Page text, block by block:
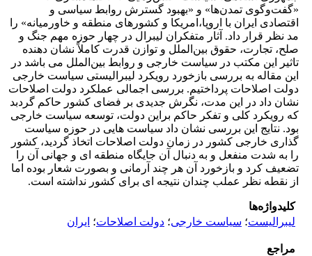
«گفت‌وگوی تمدن‌ها» و «بهبود گسترش روابط سیاسی و
اقتصادی ایران با اروپا،امریکا و کشورهای منطقه و خاورمیانه» را
مد نظر قرار داد. آثار متفکران لیبرال در چهار حوزه مهم جنگ و
صلح، تجارت، حقوق بین‌الملل و توازن قدرت کاملاً نشان دهنده
تاثیر این مکتب در سیاست خارجی و روابط بین‌الملل می باشد در
این مقاله به بررسی بازخورد رویکرد لیبرالیستی سیاست خارجی
دولت اصلاحات پرداختیم. بررسی اجمالی عملکرد دولت اصلاحات
نشان داد در این مدت، نگرش جدیدی بر فضای کشور حاکم گردبد
که رویکرد کلی و تفکر حاکم براین دولت، توسعه سیاست خارجی
بود. نتایج این بررسی نشان داد سیاست هایی در حوزه سیاست
گذاری خارجی کشور در زمان دولت اصلاحات اتخاذ گردید، کشور
را به شدت منفعل و به دنبال آن جایگاه منطقه ای و جهانی آن را
تضعیف کرد و بازخورد آن هر چند آرمانی و بصورت شعار بوده اما
از نقطه نظر عملب چندان نتیجه ای برای کشور نداشته است.
کلیدواژه‌ها
لیبرالیست؛ سیاست خارجی؛ دولت اصلاحات؛ ایران
مراجع